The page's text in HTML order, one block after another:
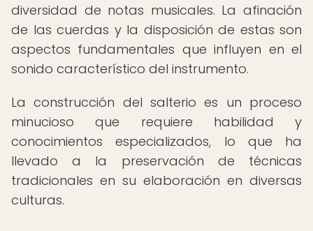
diversidad de notas musicales. La afinación
de las cuerdas y la disposición de estas son
aspectos fundamentales que influyen en el
sonido característico del instrumento.
La construcción del salterio es un proceso
minucioso que requiere habilidad y
conocimientos especializados, lo que ha
llevado a la preservación de técnicas
tradicionales en su elaboración en diversas
culturas.